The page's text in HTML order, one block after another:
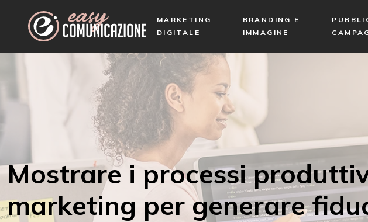
MARKETING
DIGITALE
BRANDING E
IMMAGINE
Mostrare i processi
marketing per generare